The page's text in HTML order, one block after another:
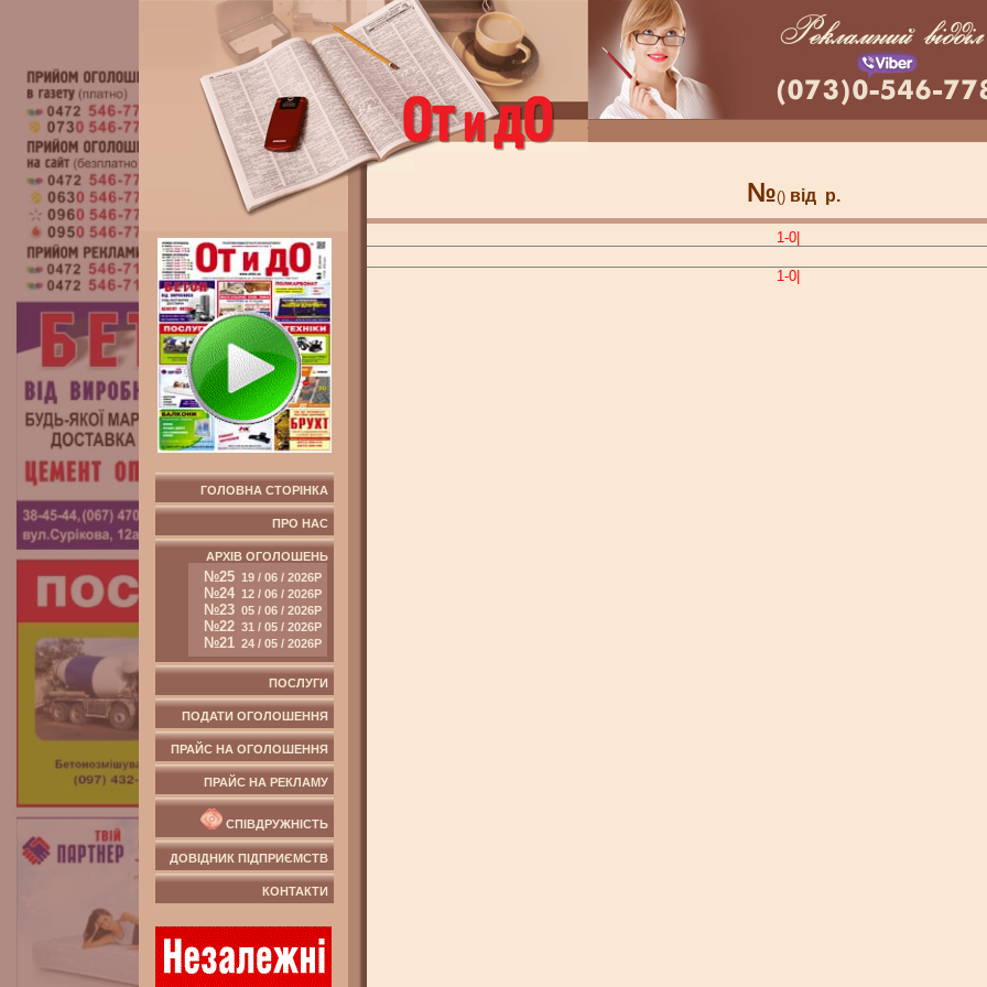
ГОЛОВНА СТОРІНКА
ПРО НАС
АРХІВ ОГОЛОШЕНЬ
№25 19 / 06 / 2026Р
№24 12 / 06 / 2026Р
№23 05 / 06 / 2026Р
№22 31 / 05 / 2026Р
№21 24 / 05 / 2026Р
ПОСЛУГИ
ПОДАТИ ОГОЛОШЕННЯ
ПРАЙС НА ОГОЛОШЕННЯ
ПРАЙС НА РЕКЛАМУ
СПІВДРУЖНІСТЬ
ДОВІДНИК ПІДПРИЄМСТВ
КОНТАКТИ
№() від р.
1-0|
1-0|